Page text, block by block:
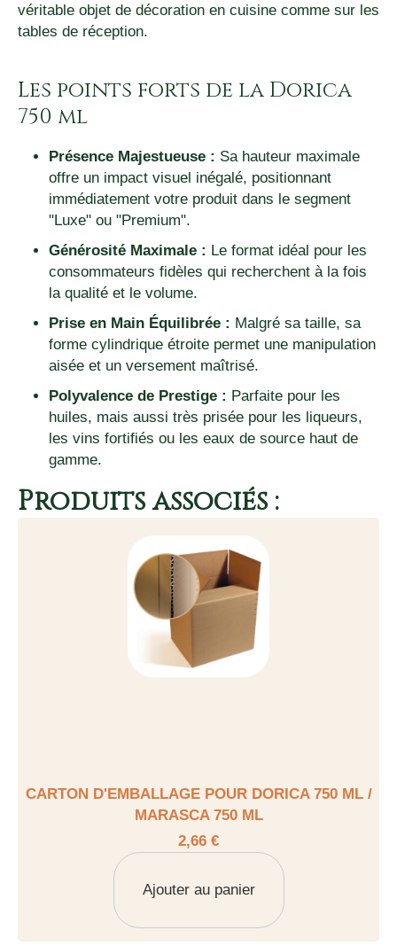
véritable objet de décoration en cuisine comme sur les
tables de réception.
Les points forts de la Dorica
750 ml
Présence Majestueuse : Sa hauteur maximale
offre un impact visuel inégalé, positionnant
immédiatement votre produit dans le segment
"Luxe" ou "Premium".
Générosité Maximale : Le format idéal pour les
consommateurs fidèles qui recherchent à la fois
la qualité et le volume.
Prise en Main Équilibrée : Malgré sa taille, sa
forme cylindrique étroite permet une manipulation
aisée et un versement maîtrisé.
Polyvalence de Prestige : Parfaite pour les
huiles, mais aussi très prisée pour les liqueurs,
les vins fortifiés ou les eaux de source haut de
gamme.
Produits associés :
CARTON D'EMBALLAGE POUR DORICA 750 ML /
MARASCA 750 ML
2,66 €
Ajouter au panier